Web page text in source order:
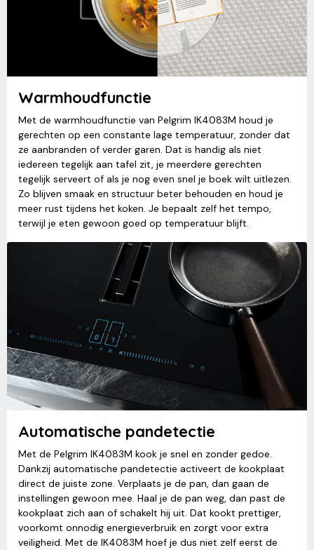
Warmhoudfunctie
Met de warmhoudfunctie van Pelgrim IK4083M houd je
gerechten op een constante lage temperatuur, zonder dat
ze aanbranden of verder garen. Dat is handig als niet
iedereen tegelijk aan tafel zit, je meerdere gerechten
tegelijk serveert of als je nog even snel je boek wilt uitlezen.
Zo blijven smaak en structuur beter behouden en houd je
meer rust tijdens het koken. Je bepaalt zelf het tempo,
terwijl je eten gewoon goed op temperatuur blijft.
Automatische pandetectie
Met de Pelgrim IK4083M kook je snel en zonder gedoe.
Dankzij automatische pandetectie activeert de kookplaat
direct de juiste zone. Verplaats je de pan, dan gaan de
instellingen gewoon mee. Haal je de pan weg, dan past de
kookplaat zich aan of schakelt hij uit. Dat kookt prettiger,
voorkomt onnodig energieverbruik en zorgt voor extra
veiligheid. Met de IK4083M hoef je dus niet zelf eerst de